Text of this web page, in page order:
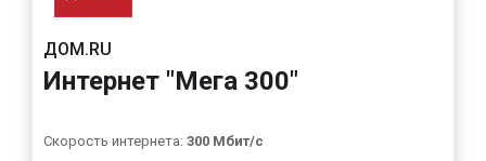
ДОМ.RU
Интернет "Мега 300"
Скорость интернета: 300 Мбит/с